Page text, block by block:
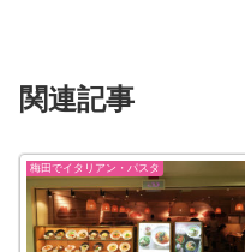
関連記事
梅田でイタリアン・パスタ